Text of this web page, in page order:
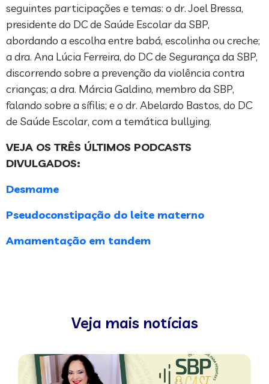
seguintes participações e temas: o dr. Joel Bressa,
presidente do DC de Saúde Escolar da SBP,
abordando a escolha entre babá, escolinha ou creche;
a dra. Ana Lúcia Ferreira, do DC de Segurança da SBP,
discorrendo sobre a prevenção da violência contra
crianças; a dra. Márcia Galdino, membro da SBP,
falando sobre a sífilis; e o dr. Abelardo Bastos, do DC
de Saúde Escolar, com a temática bullying.
VEJA OS TRÊS ÚLTIMOS PODCASTS
DIVULGADOS:
Desmame
Pseudoconstipação do leite materno
Amamentação em tandem
Veja mais notícias